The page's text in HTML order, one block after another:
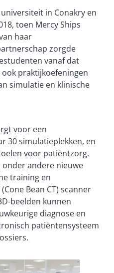
in Conakry en
toen Mercy Ships
haar
zorgde
vanaf dat
praktijkoefeningen
simulatie en klinische
voor een
30 simulatieplekken, en
voor patiëntzorg.
andere nieuwe
training en
Bean CT) scanner
beelden kunnen
diagnose en
patiëntensysteem